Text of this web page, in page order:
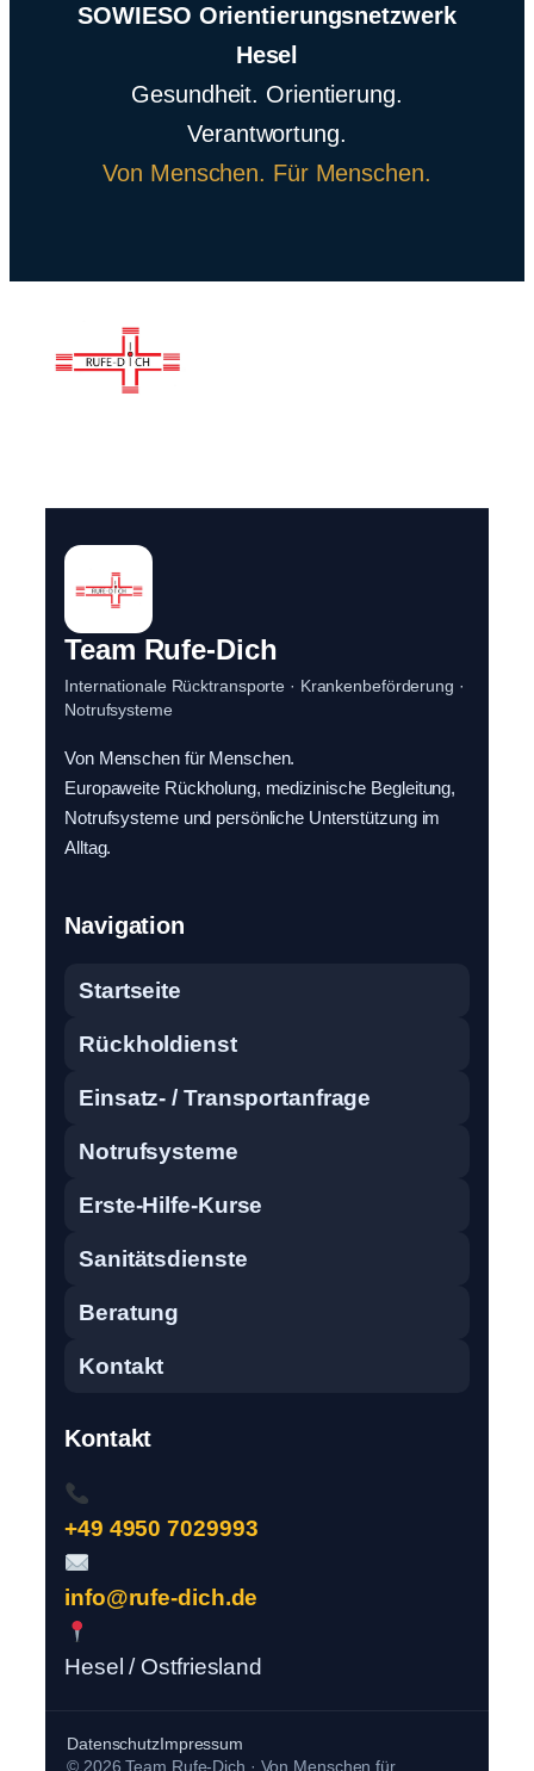
SOWIESO Orientierungsnetzwerk
Hesel
Gesundheit. Orientierung.
Verantwortung.
Von Menschen. Für Menschen.
Team Rufe-Dich
Internationale Rücktransporte · Krankenbeförderung ·
Notrufsysteme
Von Menschen für Menschen.
Europaweite Rückholung, medizinische Begleitung,
Notrufsysteme und persönliche Unterstützung im
Alltag.
Navigation
Startseite
Rückholdienst
Einsatz- / Transportanfrage
Notrufsysteme
Erste-Hilfe-Kurse
Sanitätsdienste
Beratung
Kontakt
Kontakt
+49 4950 7029993
info@rufe-dich.de
Hesel / Ostfriesland
DatenschutzImpressum
© 2026 Team Rufe-Dich · Von Menschen für